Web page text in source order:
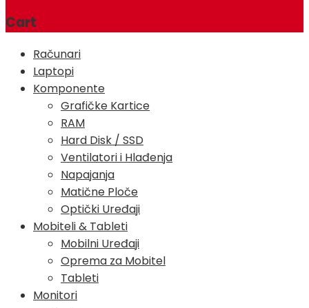
Cart
Računari
Laptopi
Komponente
Grafičke Kartice
RAM
Hard Disk / SSD
Ventilatori i Hlađenja
Napajanja
Matične Ploče
Optički Uređaji
Mobiteli & Tableti
Mobilni Uređaji
Oprema za Mobitel
Tableti
Monitori